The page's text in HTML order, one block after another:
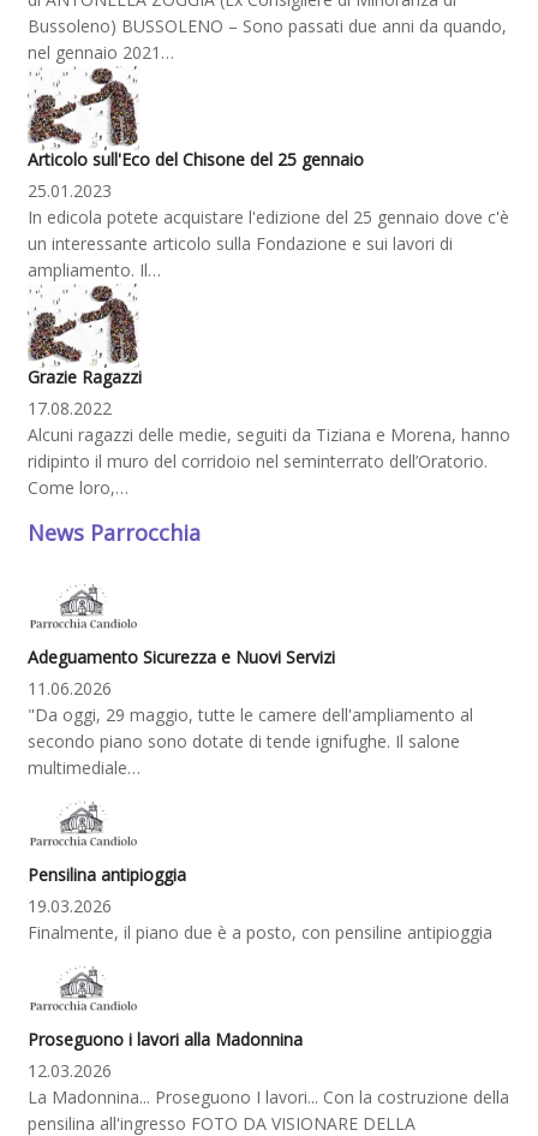
Bussoleno) BUSSOLENO – Sono passati due anni da quando,
nel gennaio 2021…
Articolo sull'Eco del Chisone del 25 gennaio
25.01.2023
In edicola potete acquistare l'edizione del 25 gennaio dove c'è
un interessante articolo sulla Fondazione e sui lavori di
ampliamento. Il…
Grazie Ragazzi
17.08.2022
Alcuni ragazzi delle medie, seguiti da Tiziana e Morena, hanno
ridipinto il muro del corridoio nel seminterrato dell’Oratorio.
Come loro,…
News Parrocchia
Adeguamento Sicurezza e Nuovi Servizi
11.06.2026
"Da oggi, 29 maggio, tutte le camere dell'ampliamento al
secondo piano sono dotate di tende ignifughe. Il salone
multimediale…
Pensilina antipioggia
19.03.2026
Finalmente, il piano due è a posto, con pensiline antipioggia
Proseguono i lavori alla Madonnina
12.03.2026
La Madonnina... Proseguono I lavori... Con la costruzione della
pensilina all'ingresso FOTO DA VISIONARE DELLA